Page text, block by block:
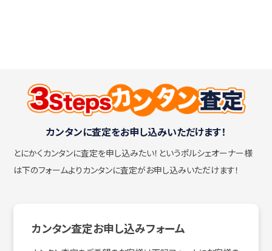
カンタンに査定をお申し込みいただけます！
とにかくカンタンに査定を申し込みたい！ というポルシェオーナー様
は下のフォームよりカンタンに査定がお申し込みいただけます！
カンタン査定お申し込みフォーム